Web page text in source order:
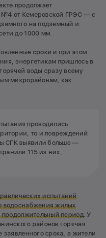
продолжает
№4 от Кемеровской ГРЭС — с
на подземный и
до 1000 мм.
сроки и при этом
энергетикам пришлось в
воды сразу всему
микрорайонам, как
проводились
то и повреждений
СГК выявили больше —
115 из них,
испытаний
водоснабжения жилых
продолжительный период. У
районов горячая
заявленного срока, а жители